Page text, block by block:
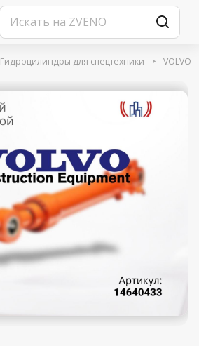
Гидроцилиндры для спецтехники VOLVO